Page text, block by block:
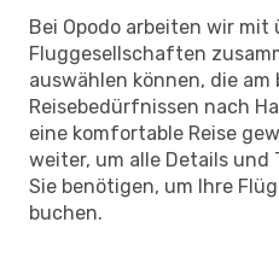
Bei Opodo arbeiten wir mit
Fluggesellschaften
auswählen können, die am
Reisebedürfnissen nach
eine komfortable Reise
weiter, um alle Details und
Sie benötigen, um Ihre
buchen.